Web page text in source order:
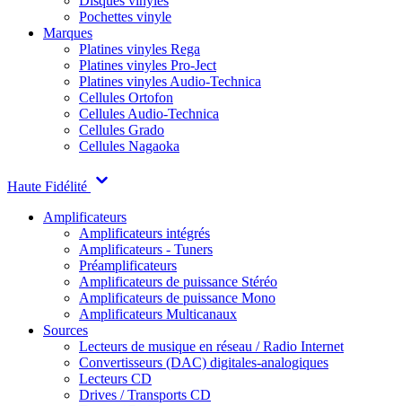
Pochettes vinyle
Marques
Platines vinyles Rega
Platines vinyles Pro-Ject
Platines vinyles Audio-Technica
Cellules Ortofon
Cellules Audio-Technica
Cellules Grado
Cellules Nagaoka
Haute Fidélité
Amplificateurs
Amplificateurs intégrés
Amplificateurs - Tuners
Préamplificateurs
Amplificateurs de puissance Stéréo
Amplificateurs de puissance Mono
Amplificateurs Multicanaux
Sources
Lecteurs de musique en réseau / Radio Internet
Convertisseurs (DAC) digitales-analogiques
Lecteurs CD
Drives / Transports CD